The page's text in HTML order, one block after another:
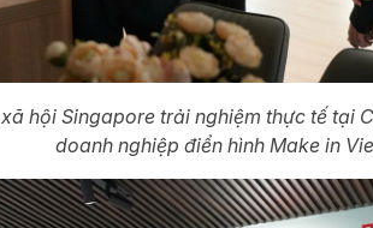
hội Singapore trải nghiệm thực tế tại
doanh nghiệp điển hình Make in